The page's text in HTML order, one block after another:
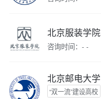
北京服装学院
咨询时间：- -
北京邮电大学
“双一流”建设高校